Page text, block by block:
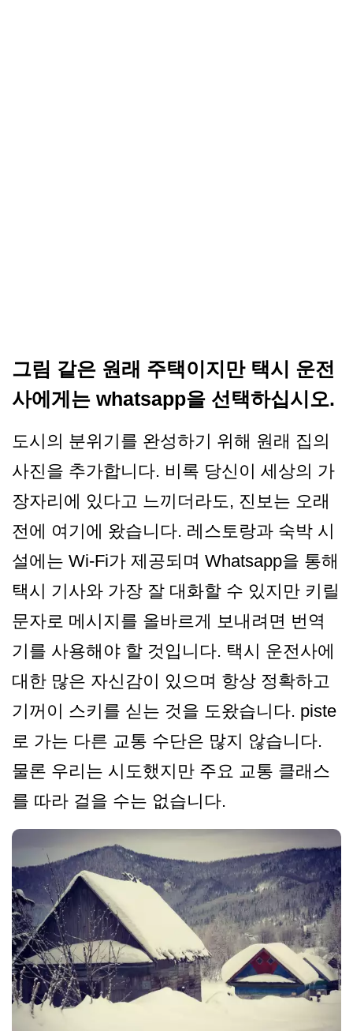
그림 같은 원래 주택이지만 택시 운전
사에게는 whatsapp을 선택하십시오.
도시의 분위기를 완성하기 위해 원래 집의
사진을 추가합니다. 비록 당신이 세상의 가
장자리에 있다고 느끼더라도, 진보는 오래
전에 여기에 왔습니다. 레스토랑과 숙박 시
설에는 Wi-Fi가 제공되며 Whatsapp을 통해
택시 기사와 가장 잘 대화할 수 있지만 키릴
문자로 메시지를 올바르게 보내려면 번역
기를 사용해야 할 것입니다. 택시 운전사에
대한 많은 자신감이 있으며 항상 정확하고
기꺼이 스키를 싣는 것을 도왔습니다. piste
로 가는 다른 교통 수단은 많지 않습니다.
물론 우리는 시도했지만 주요 교통 클래스
를 따라 걸을 수는 없습니다.